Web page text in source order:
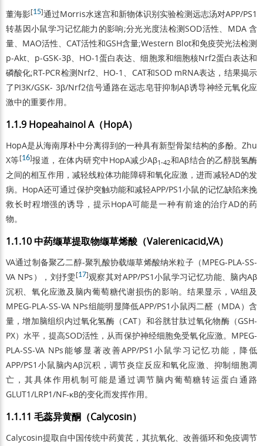
董海影[15]通过Morris水迷宫和新物体识别实验检测远志汤对APP/PS1
转基因小鼠学习记忆能力的影响;分光光度法检测SOD活性、MDA 含
量、MAO活性、CAT活性和GSH含量;Western Blot和免疫荧光法检测
p-Akt、p-GSK-3β、HO-1蛋白表达、细胞浆和细胞核Nrf2蛋白表达和
磷酸化;RT-PCR检测Nrf2、HO-1、CAT和SOD mRNA表达，结果揭示
了PI3K/GSK- 3β/Nrf2信号通路在远志皂苷抑制Aβ诱导神经元氧化应
激中的重要作用。
1.1.9 Hopeahainol A（HopA）
HopA是从海南厚朴中分离得到的一种具有新型骨架结构的多酚。Zhu
X等[16]报道，在体内研究中HopA减少Aβ1-42和Aβ结合的乙醇脱氢酶
之间的相互作用，减轻线粒体功能障碍和氧化应激，进而减轻AD的发
病。HopA还可通过保护突触功能和减轻APP/PS1小鼠的记忆缺陷来挽
救长时程增强的诱导，提示HopA可能是一种有前途的治疗AD的药
物。
1.1.10 中药缬草提取物缬草烯酸（Valerenicacid,VA）
VA通过制备聚乙二醇-聚乳酸协载缬草烯酸纳米粒子（MPEG-PLA-SS-
VA NPs），刘抒雯[17]观察其对APP/PS1小鼠学习记忆功能、脑内Aβ
沉积、氧化应激及脑内葡萄糖代谢损伤的影响。结果显示，VA组及
MPEG-PLA-SS-VA NPs组能明显降低APP/PS1小鼠丙二醛（MDA）含
量，增加脑组织内过氧化氢酶（CAT）和谷胱甘肽过氧化物酶（GSH-
PX）水平，提高SOD活性，从而保护神经细胞免受氧化应激。MPEG-
PLA-SS-VA NPs能够显著改善APP/PS1小鼠学习记忆功能，降低
APP/PS1小鼠脑内Aβ沉积，调节炎症反应和氧化应激、抑制细胞凋
亡，其具体作用机制可能是通过调节脑内葡萄糖转运蛋白通路
GLUT1/LRP1/NF-κB的变化而发挥作用。
1.1.11 毛蕊异黄酮（Calycosin）
Calycosin提取自中国传统中药黄芪，其抗氧化、改善循环和免疫调节